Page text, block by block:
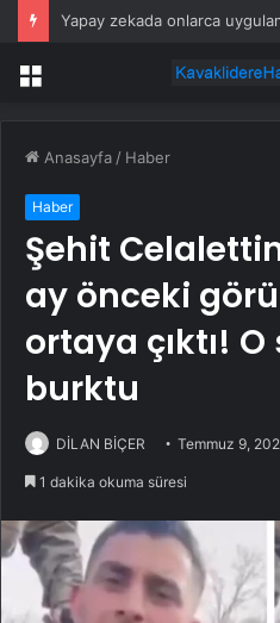
Menü
Anasayfa / Haber
Haber
Şehit Celalettin
ay önceki
ortaya çıktı!
burktu
DİLAN BİÇER Temmuz 9,
1 dakika okuma süresi